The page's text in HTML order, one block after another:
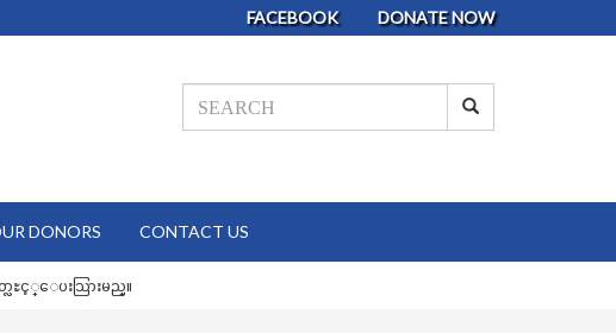
FACEBOOK DONATE NOW
DONORS CONTACT US
ႊင့္ေပးသြားမည္။